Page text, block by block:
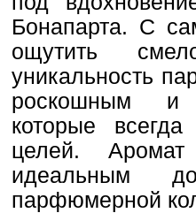
Бонапарта. С
ощутить
уникальность
роскошным и
которые всегда
целей.
идеальным
парфюмерной